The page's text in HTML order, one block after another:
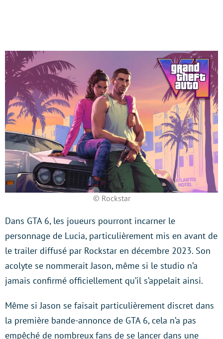
© Rockstar
Dans GTA 6, les joueurs pourront incarner le
personnage de Lucia, particulièrement mis en avant de
le trailer diffusé par Rockstar en décembre 2023. Son
acolyte se nommerait Jason, même si le studio n’a
jamais confirmé officiellement qu’il s’appelait ainsi.
Même si Jason se faisait particulièrement discret dans
la première bande-annonce de GTA 6, cela n’a pas
empêché de nombreux fans de se lancer dans une